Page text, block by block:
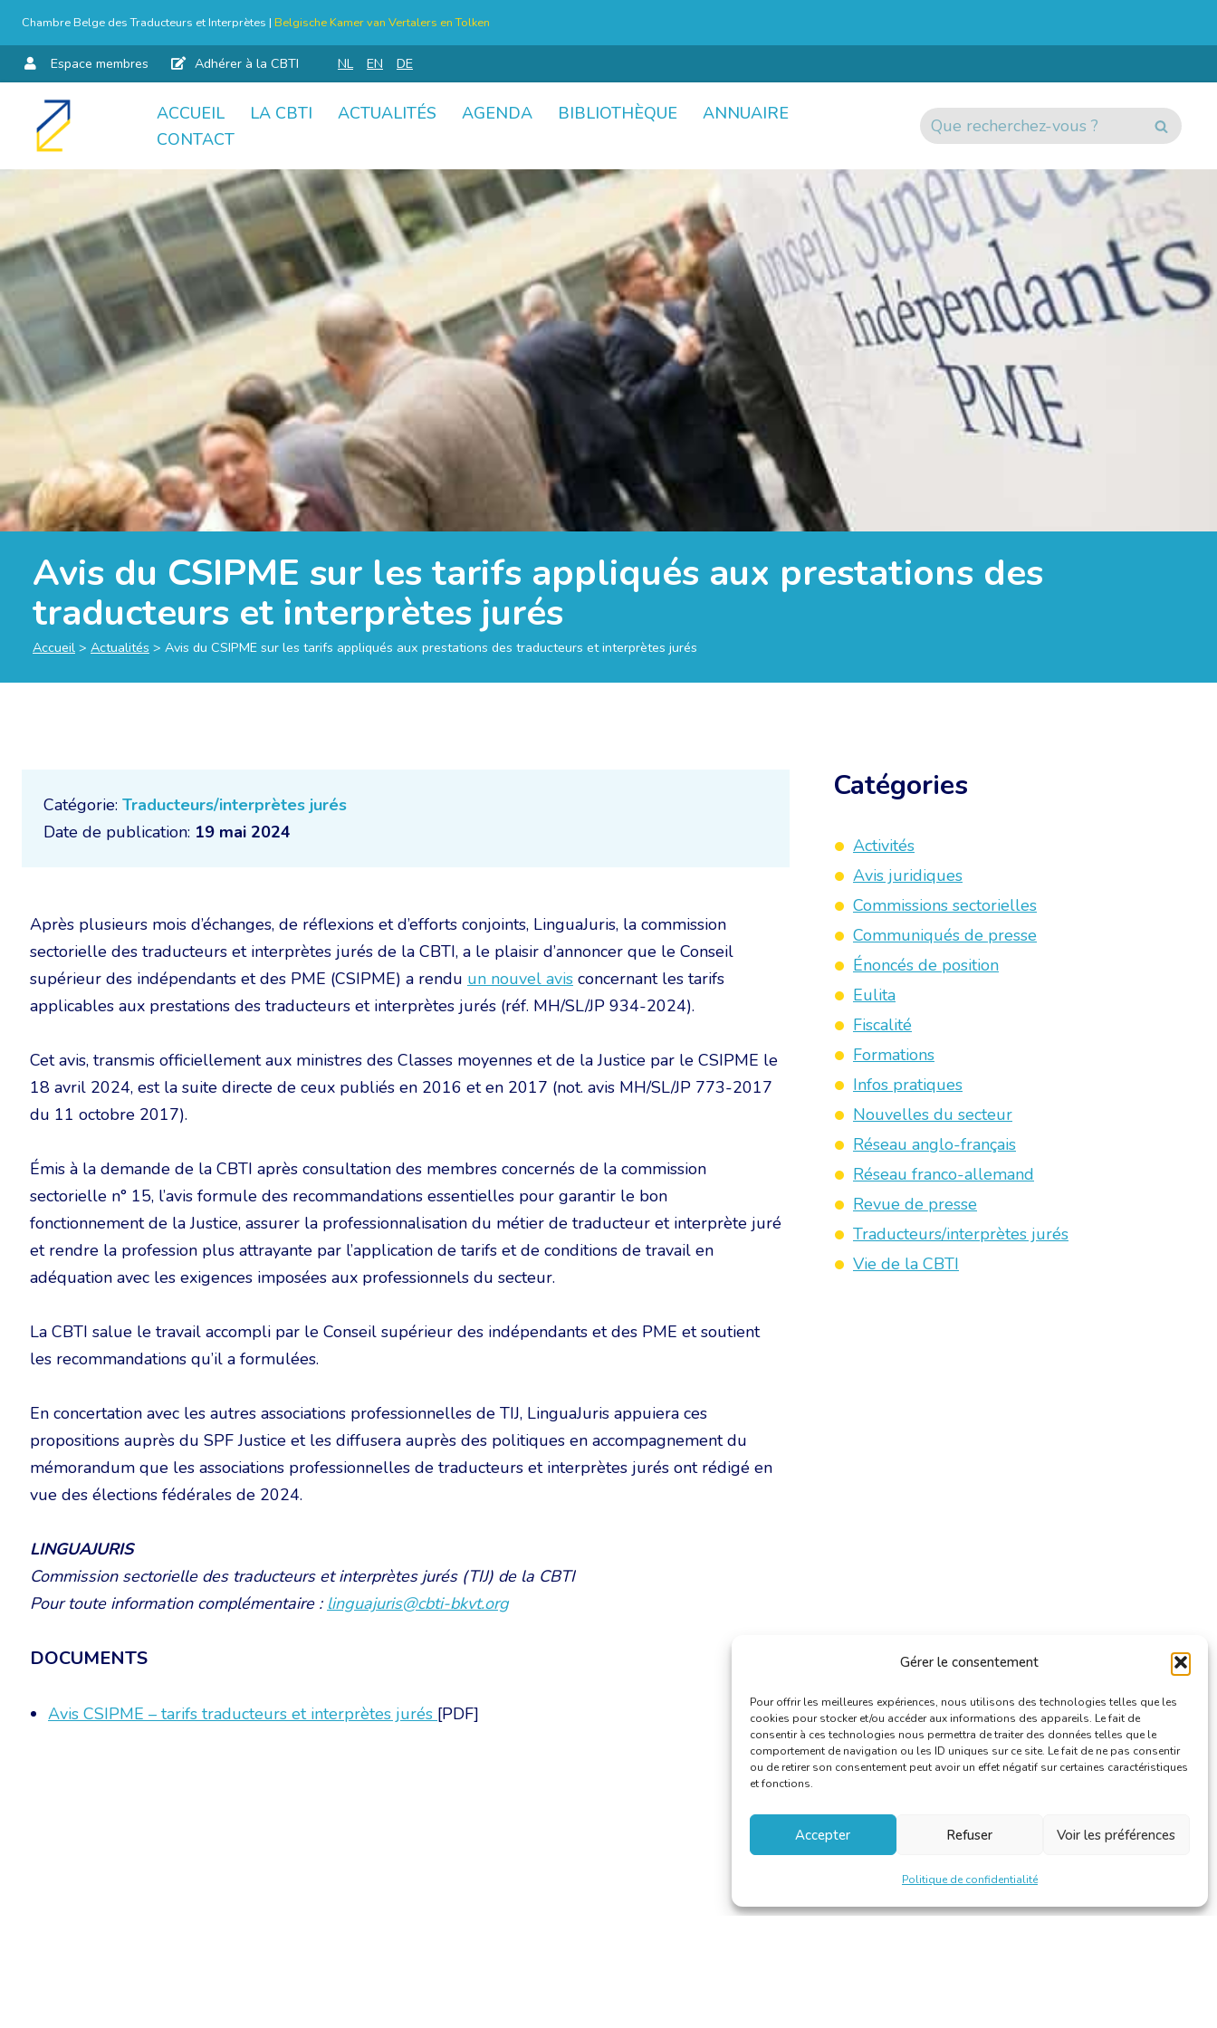
Gérer le consentement
Pour offrir les meilleures expériences, nous utilisons des technologies telles que les
cookies pour stocker et/ou accéder aux informations des appareils. Le fait de
consentir à ces technologies nous permettra de traiter des données telles que le
comportement de navigation ou les ID uniques sur ce site. Le fait de ne pas consentir
ou de retirer son consentement peut avoir un effet négatif sur certaines caractéristiques
et fonctions.
Accepter Refuser Voir les préférences
Politique de confidentialité
Chambre Belge des Traducteurs et Interprètes | Belgische Kamer van Vertalers en Tolken
Espace membres Adhérer à la CBTI NL EN DE
Aller
ACCUEIL LA CBTI ACTUALITÉS AGENDA BIBLIOTHÈQUE
ANNUAIRE
CONTACT
Avis du CSIPME sur les tarifs appliqués aux prestations des
traducteurs et interprètes jurés
Accueil > Actualités > Avis du CSIPME sur les tarifs appliqués aux prestations des traducteurs et interprètes jurés
Catégorie: Traducteurs/interprètes jurés
Date de publication: 19 mai 2024
Après plusieurs mois d’échanges, de réflexions et d’efforts conjoints, LinguaJuris, la commission
sectorielle des traducteurs et interprètes jurés de la CBTI, a le plaisir d’annoncer que le Conseil
supérieur des indépendants et des PME (CSIPME) a rendu un nouvel avis concernant les tarifs
applicables aux prestations des traducteurs et interprètes jurés (réf. MH/SL/JP 934-2024).
Cet avis, transmis officiellement aux ministres des Classes moyennes et de la Justice par le CSIPME le
18 avril 2024, est la suite directe de ceux publiés en 2016 et en 2017 (not. avis MH/SL/JP 773-2017
du 11 octobre 2017).
Émis à la demande de la CBTI après consultation des membres concernés de la commission
sectorielle n° 15, l’avis formule des recommandations essentielles pour garantir le bon
fonctionnement de la Justice, assurer la professionnalisation du métier de traducteur et interprète juré
et rendre la profession plus attrayante par l’application de tarifs et de conditions de travail en
adéquation avec les exigences imposées aux professionnels du secteur.
La CBTI salue le travail accompli par le Conseil supérieur des indépendants et des PME et soutient
les recommandations qu’il a formulées.
En concertation avec les autres associations professionnelles de TIJ, LinguaJuris appuiera ces
propositions auprès du SPF Justice et les diffusera auprès des politiques en accompagnement du
mémorandum que les associations professionnelles de traducteurs et interprètes jurés ont rédigé en
vue des élections fédérales de 2024.
LINGUAJURIS
Commission sectorielle des traducteurs et interprètes jurés (TIJ) de la CBTI
Pour toute information complémentaire : linguajuris@cbti-bkvt.org
DOCUMENTS
Avis CSIPME – tarifs traducteurs et interprètes jurés [PDF]
Catégories
Activités
Avis juridiques
Commissions sectorielles
Communiqués de presse
Énoncés de position
Eulita
Fiscalité
Formations
Infos pratiques
Nouvelles du secteur
Réseau anglo-français
Réseau franco-allemand
Revue de presse
Traducteurs/interprètes jurés
Vie de la CBTI